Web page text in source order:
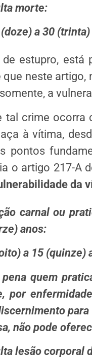
morte:
a 30
estupro, está
que neste
a
tal crime ocorra
à vítima,
pontos
o artigo 217-A
da
carnal ou
anos:
a 15 (quinze)
quem
por
para
não pode
lesão corporal